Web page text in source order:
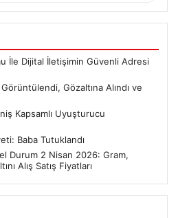
İle Dijital İletişimin Güvenli Adresi
Gözaltına Alındı ve
Kapsamlı Uyuşturucu
Baba Tutuklandı
Durum 2 Nisan 2026: Gram,
Alış Satış Fiyatları